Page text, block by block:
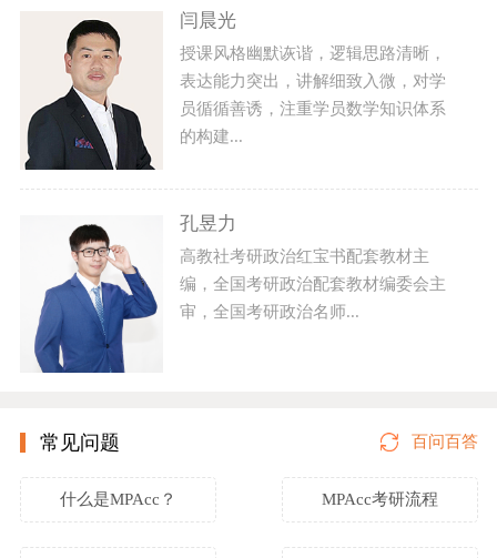
闫晨光
授课风格幽默诙谐，逻辑思路清晰，
表达能力突出，讲解细致入微，对学
员循循善诱，注重学员数学知识体系
的构建...
孔昱力
高教社考研政治红宝书配套教材主
编，全国考研政治配套教材编委会主
审，全国考研政治名师...
常见问题 百问百答
什么是MPAcc？ MPAcc考研流程